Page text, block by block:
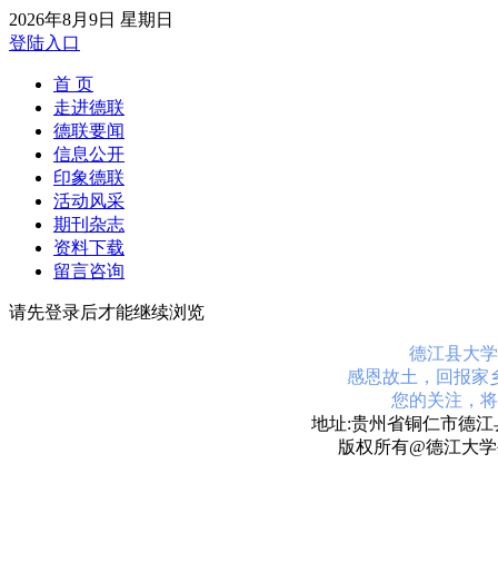
2026年8月9日 星期日
登陆入口
首 页
走进德联
德联要闻
信息公开
印象德联
活动风采
期刊杂志
资料下载
留言咨询
请先登录后才能继续浏览
德江县大
感恩故土，回报家
您的关注，
地址:贵州省铜仁市德
版权所有@德江大